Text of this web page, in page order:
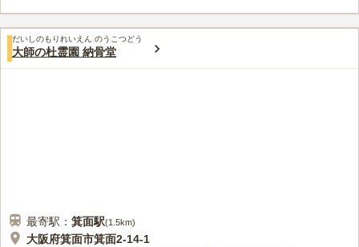
口コミ評価
この霊園はまだ誰からも評価されていません。
だいしのもりれいえん のうこつどう
大師の杜霊園 納骨堂
最寄駅： 箕面駅(1.5km)
大阪府箕面市箕面2-14-1